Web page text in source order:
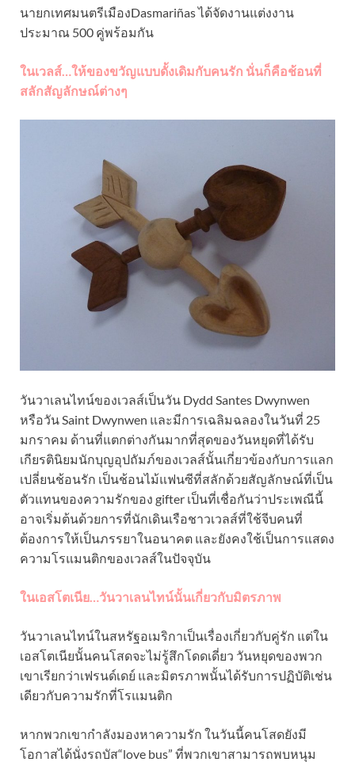
นายกเทศมนตรีเมืองDasmariñas ได้จัดงานแต่งงาน
ประมาณ 500 คู่พร้อมกัน
ในเวลส์…ให้ของขวัญแบบดั้งเดิมกับคนรัก นั่นก็คือช้อนที่
สลักสัญลักษณ์ต่างๆ
วันวาเลนไทน์ของเวลส์เป็นวัน Dydd Santes Dwynwen
หรือวัน Saint Dwynwen และมีการเฉลิมฉลองในวันที่ 25
มกราคม ด้านที่แตกต่างกันมากที่สุดของวันหยุดที่ได้รับ
เกียรตินิยมนักบุญอุปถัมภ์ของเวลส์นั้นเกี่ยวข้องกับการแลก
เปลี่ยนช้อนรัก เป็นช้อนไม้แฟนซีที่สลักด้วยสัญลักษณ์ที่เป็น
ตัวแทนของความรักของ gifter เป็นที่เชื่อกันว่าประเพณีนี้
อาจเริ่มต้นด้วยการที่นักเดินเรือชาวเวลส์ที่ใช้จีบคนที่
ต้องการให้เป็นภรรยาในอนาคต และยังคงใช้เป็นการแสดง
ความโรแมนติกของเวลส์ในปัจจุบัน
ในเอสโตเนีย…วันวาเลนไทน์นั้นเกี่ยวกับมิตรภาพ
วันวาเลนไทน์ในสหรัฐอเมริกาเป็นเรื่องเกี่ยวกับคู่รัก แต่ใน
เอสโตเนียนั้นคนโสดจะไม่รู้สึกโดดเดี่ยว วันหยุดของพวก
เขาเรียกว่าเฟรนด์เดย์ และมิตรภาพนั้นได้รับการปฏิบัติเช่น
เดียวกับความรักที่โรแมนติก
หากพวกเขากำลังมองหาความรัก ในวันนี้คนโสดยังมี
โอกาสได้นั่งรถบัส“love bus” ที่พวกเขาสามารถพบหนุม